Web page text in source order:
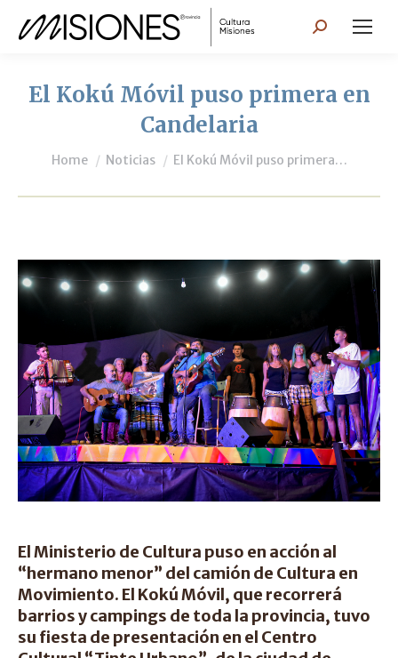
Search:
El Kokú Móvil puso primera en
Candelaria
You are here:
Home Noticias El Kokú Móvil puso primera…
El Ministerio de Cultura puso en acción al
“hermano menor” del camión de Cultura en
Movimiento. El Kokú Móvil, que recorrerá
barrios y campings de toda la provincia, tuvo
su fiesta de presentación en el Centro